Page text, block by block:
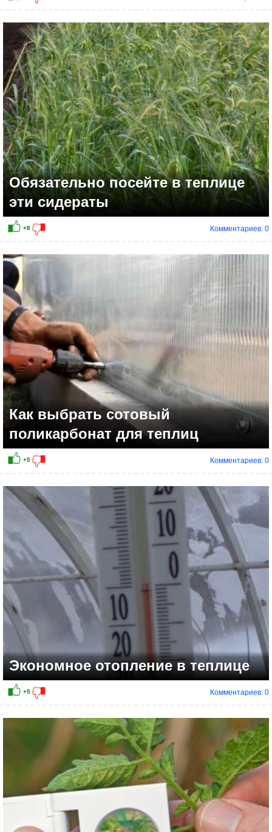
+6
Обязательно посейте в теплице
эти сидераты
Комментариев: 0
Как выбрать сотовый
поликарбонат для теплиц
Комментариев: 0
Экономное отопление в теплице
Комментариев: 0